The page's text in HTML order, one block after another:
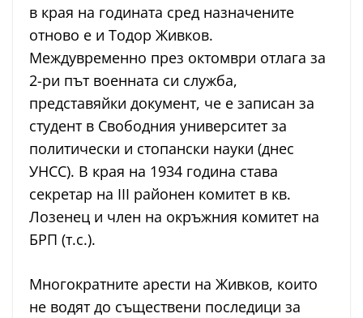
в края на годината сред назначените
отново е и Тодор Живков.
Междувременно през октомври отлага за
2-ри път военната си служба,
представяйки документ, че е записан за
студент в Свободния университет за
политически и стопански науки (днес
УНСС). В края на 1934 година става
секретар на III районен комитет в кв.
Лозенец и член на окръжния комитет на
БРП (т.с.).
Многократните арести на Живков, които
не водят до съществени последици за